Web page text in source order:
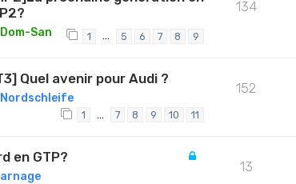
Dom-San 1 … 5 6 7 8 9
134
Quel avenir pour Audi ?
Nordschleife
1 … 7 8 9 10 11
152
en GTP?
arnage
13